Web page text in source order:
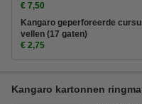
€ 7,50
Kangaro geperforeerde
vellen (17 gaten)
€ 2,75
Kangaro kartonnen